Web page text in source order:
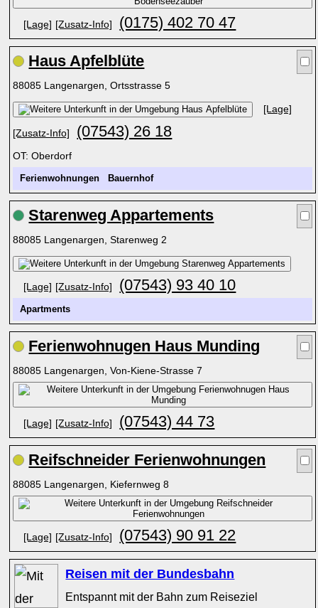
[Lage] [Zusatz-Info] (0175) 402 70 47
Haus Apfelblüte
88085 Langenargen, Ortsstrasse 5
[Lage]
[Zusatz-Info] (07543) 26 18
OT: Oberdorf
Ferienwohnungen Bauernhof
Starenweg Appartements
88085 Langenargen, Starenweg 2
[Lage] [Zusatz-Info] (07543) 93 40 10
Apartments
Ferienwohnugen Haus Munding
88085 Langenargen, Von-Kiene-Strasse 7
[Lage] [Zusatz-Info] (07543) 44 73
Reifschneider Ferienwohnungen
88085 Langenargen, Kiefernweg 8
[Lage] [Zusatz-Info] (07543) 90 91 22
Reisen mit der Bundesbahn
Entspannt mit der Bahn zum Reiseziel